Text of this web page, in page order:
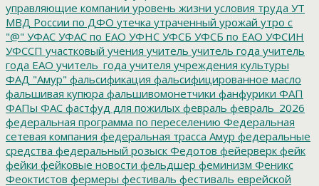
управляющие компании уровень жизни условия труда УТ
МВД России по ДФО утечка утраченный урожай утро с
"@" УФАС УФАС по ЕАО УФНС УФСБ УФСБ по ЕАО УФСИН
УФССП участковый учения учитель учитель года учитель
года ЕАО учитель_года учителя учреждения культуры
ФАД "Амур" фальсификация фальсифицированное масло
фальшивая купюра фальшивомонетчики фанфурики ФАП
ФАПы ФАС фастфуд для пожилых февраль февраль_2026
федеральная программа по переселению Федеральная
сетевая компания федеральная трасса Амур федеральные
средства федеральный розыск Федотов фейерверк фейк
фейки фейковые новости фельдшер феминизм Феникс
Феоктистов фермеры фестиваль фестиваль еврейской